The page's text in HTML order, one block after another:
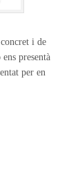
i de
presentà
per en